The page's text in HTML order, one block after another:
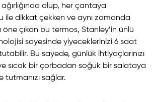
olup, her çantaya
ile dikkat çekken ve aynı zamanda
çıkan bu termos, Stanley’in ünlü
sayesinde yiyeceklerinizi 6 saat
Bu sayede, günlük ihtiyaçlarınızı
sıcak bir çorbadan soğuk bir salataya
tutmanızı sağlar.